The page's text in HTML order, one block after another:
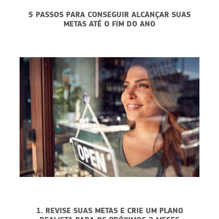
5 PASSOS PARA CONSEGUIR ALCANÇAR SUAS
METAS ATÉ O FIM DO ANO
1. REVISE SUAS METAS E CRIE UM PLANO